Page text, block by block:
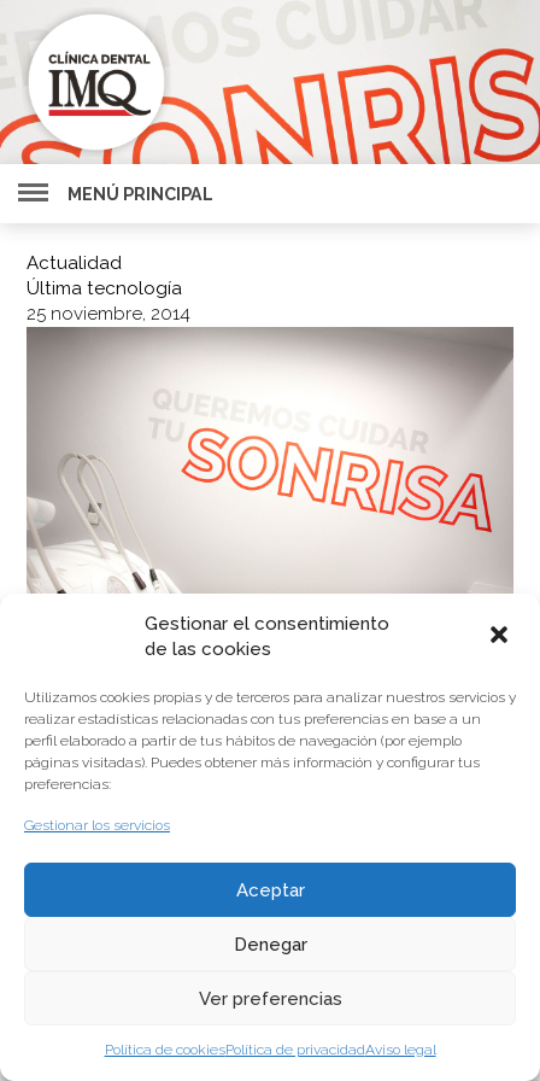
Gestionar el consentimiento
de las cookies
Utilizamos cookies propias y de terceros para analizar nuestros servicios y
realizar estadísticas relacionadas con tus preferencias en base a un
perfil elaborado a partir de tus hábitos de navegación (por ejemplo
páginas visitadas). Puedes obtener más información y configurar tus
preferencias:
Gestionar los servicios
Aceptar
Denegar
Ver preferencias
Política de cookiesPolítica de privacidadAviso legal
MENÚ PRINCIPAL
Actualidad
Última tecnología
25 noviembre, 2014
Nuestras clínicas cuentan con nuevos aparatos de última
tecnología, para una mejor asistencia y cuidado de tu
boca.
Política de privacidad